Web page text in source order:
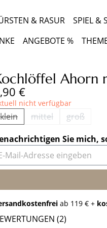
& RASUR
SPIEL &
ANGEBOTE %
Ahorn
Preis:
€
nicht verfügbar
klein(Diese Option ist zurzeit
mittel(Diese Option ist
groß(Diese
Sie mich,
Mail-Adresse eingeben
ab 119 € +
(2)